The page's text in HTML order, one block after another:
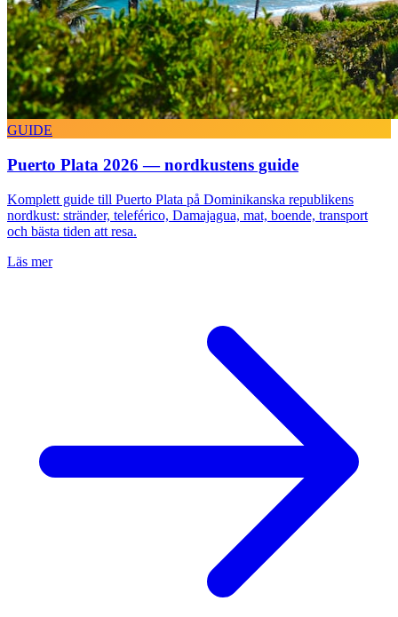
GUIDE
Puerto Plata 2026 — nordkustens guide
Komplett guide till Puerto Plata på Dominikanska republikens
nordkust: stränder, teleférico, Damajagua, mat, boende, transport
och bästa tiden att resa.
Läs mer